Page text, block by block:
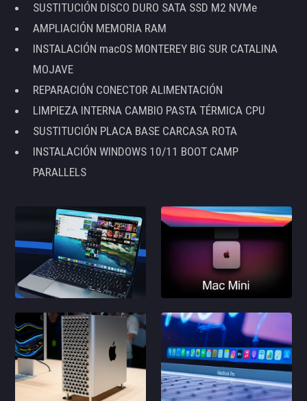
SUSTITUCIÓN DISCO DURO SATA SSD M2 NVMe
AMPLIACIÓN MEMORIA RAM
INSTALACIÓN macOS MONTEREY BIG SUR CATALINA
MOJAVE
REPARACIÓN CONECTOR ALIMENTACIÓN
LIMPIEZA INTERNA CAMBIO PASTA TÉRMICA CPU
SUSTITUCIÓN PLACA BASE CARCASA ROTA
INSTALACIÓN WINDOWS 10/11 BOOT CAMP
PARALLELS